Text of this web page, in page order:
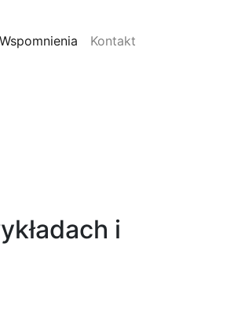
Wspomnienia Kontakt
i